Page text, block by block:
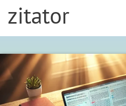
zitator